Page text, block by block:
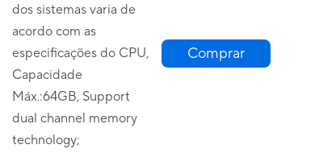
dos sistemas varia de
acordo com as
especificações do CPU,
Capacidade
Máx.:64GB, Support
dual channel memory
technology;
Comprar